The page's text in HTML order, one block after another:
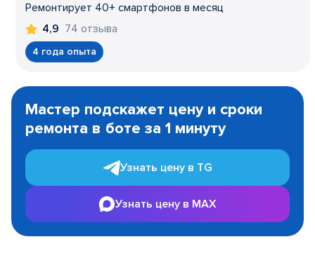
Ремонтирует 40+ смартфонов в месяц
4,9 74 отзыва
4 года опыта
1
Мастер подскажет цену и сроки
ремонта в боте за 1 минуту
Узнать цену в TG
Узнать цену в MAX